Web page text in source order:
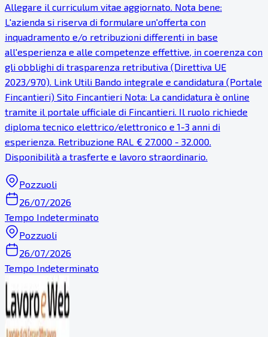
Allegare il curriculum vitae aggiornato. Nota bene:
L'azienda si riserva di formulare un'offerta con
inquadramento e/o retribuzioni differenti in base
all'esperienza e alle competenze effettive, in coerenza con
gli obblighi di trasparenza retributiva (Direttiva UE
2023/970). Link Utili Bando integrale e candidatura (Portale
Fincantieri) Sito Fincantieri Nota: La candidatura è online
tramite il portale ufficiale di Fincantieri. Il ruolo richiede
diploma tecnico elettrico/elettronico e 1-3 anni di
esperienza. Retribuzione RAL € 27.000 - 32.000.
Disponibilità a trasferte e lavoro straordinario.
Pozzuoli
26/07/2026
Tempo Indeterminato
Pozzuoli
26/07/2026
Tempo Indeterminato